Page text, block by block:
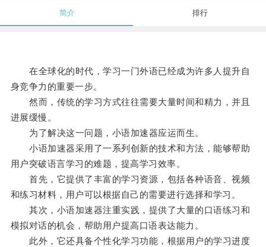
简介 排行
在全球化的时代，学习一门外语已经成为许多人提升自
身竞争力的重要一步。
然而，传统的学习方式往往需要大量时间和精力，并且
进展缓慢。
为了解决这一问题，小语加速器应运而生。
小语加速器采用了一系列创新的技术和方法，能够帮助
用户突破语言学习的难题，提高学习效率。
首先，它提供了丰富的学习资源，包括各种语音、视频
和练习材料，用户可以根据自己的需要进行选择和学习。
其次，小语加速器注重实践，提供了大量的口语练习和
模拟对话的机会，帮助用户提高口语表达能力。
此外，它还具备个性化学习功能，根据用户的学习进度